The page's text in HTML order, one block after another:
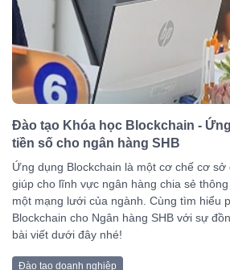
Đào tạo Khóa học Blockchain -
tiền số cho ngân hàng SHB
Ứng dụng Blockchain là một cơ chế cơ
giúp cho lĩnh vực ngân hàng chia sẻ
một mạng lưới của ngành. Cùng tìm hiểu
Blockchain cho Ngân hàng SHB với sự
bài viết dưới đây nhé!
Đào tạo doanh nghiệp